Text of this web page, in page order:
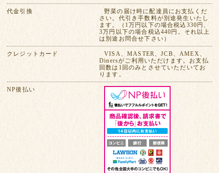
代金引換
野菜の届け時に配達員にお支払くだ
さい。代引き手数料が別途発生いたし
ます。（1万円以下の場合税込330円、
3万円以下の場合税込440円。それ以上
は別途お問合せ下さい）
クレジットカード
VISA、MASTER、JCB、AMEX、
Dinersがご利用いただけます。お支払
回数は1回のみとさせていただいてお
ります。
NP後払い